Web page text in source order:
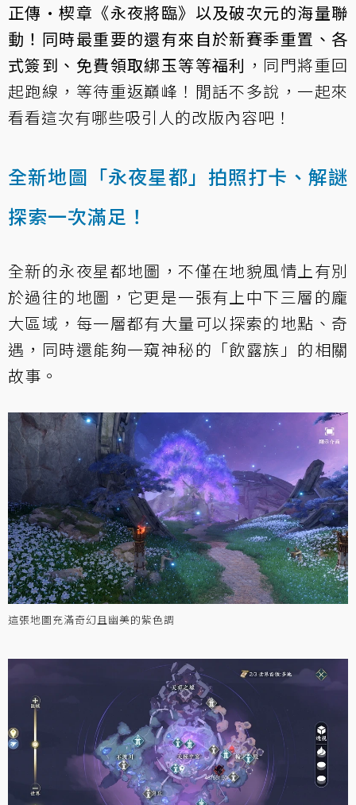
正傳·楔章《永夜將臨》以及破次元的海量聯
動！同時最重要的還有來自於新賽季重置、各
式簽到、免費領取綁玉等等福利 ，同門將重回
起跑線，等待重返巔峰！閒話不多說，一起來
看看這次有哪些吸引人的改版內容吧！
全新地圖「永夜星都」拍照打卡、解謎
探索一次滿足！
全新的永夜星都地圖，不僅在地貌風情上有別
於過往的地圖，它更是一張有上中下三層的龐
大區域，每一層都有大量可以探索的地點、奇
遇，同時還能夠一窺神秘的「飲露族」的相關
故事。
這張地圖充滿奇幻且幽美的紫色調